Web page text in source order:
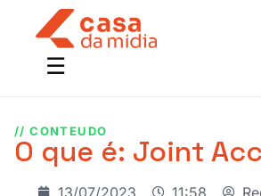
// CONTEUDO
O que é: Joint
13/07/2023 11:58